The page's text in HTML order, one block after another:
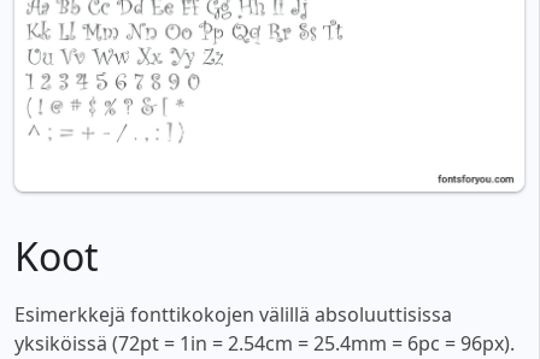
Koot
Esimerkkejä fonttikokojen välillä absoluuttisissa
yksiköissä (72pt = 1in = 2.54cm = 25.4mm = 6pc = 96px).